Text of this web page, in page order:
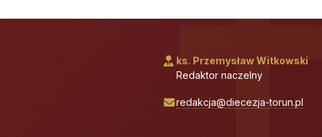
ks. Przemysław Witkowski
Redaktor naczelny
redakcja@diecezja-torun.pl